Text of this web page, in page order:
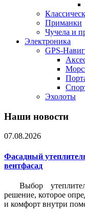
Приманки
Чучела и
Электроника
GPS-
Эхолоты
Наши новости
07.08.2026
Фасадный
вентфасад
Выбор
решение, которое
и комфорт внутри